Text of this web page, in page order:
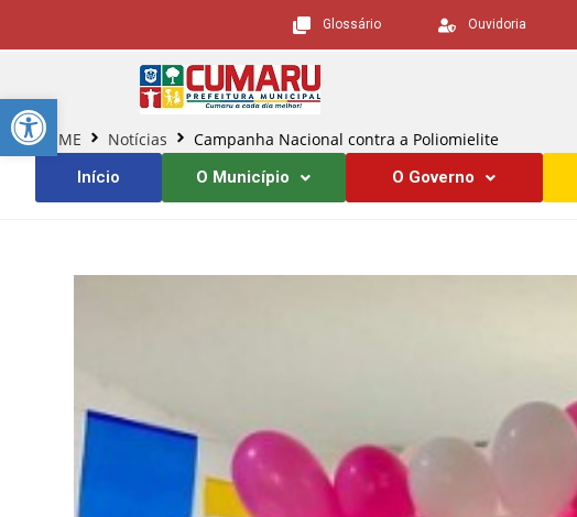
Barra de Ferramentas Aberta
Glossário Ouvidoria
HOME Notícias Campanha Nacional contra a Poliomielite
Início O Município O Governo